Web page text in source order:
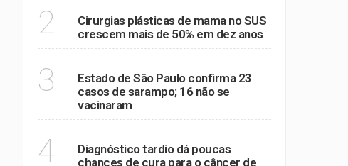
2
Cirurgias plásticas de mama no SUS
crescem mais de 50% em dez anos
3
Estado de São Paulo confirma 23
casos de sarampo; 16 não se
vacinaram
4
Diagnóstico tardio dá poucas
chances de cura para o câncer de